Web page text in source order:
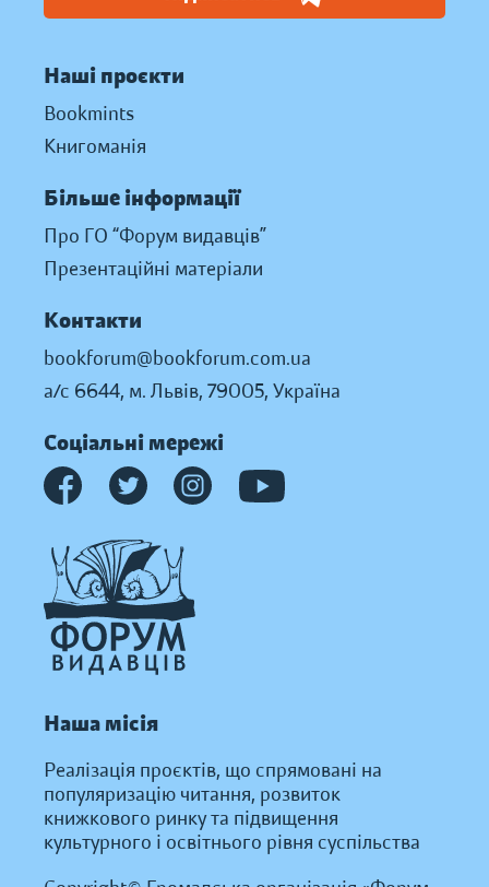
Наші проєкти
Bookmints
Книгоманія
Більше інформації
Про ГО “Форум видавців”
Презентаційні матеріали
Контакти
bookforum@bookforum.com.ua
а/с 6644, м. Львів, 79005, Україна
Соціальні мережі
Наша місія
Реалізація проєктів, що спрямовані на
популяризацію читання, розвиток
книжкового ринку та підвищення
культурного і освітнього рівня суспільства